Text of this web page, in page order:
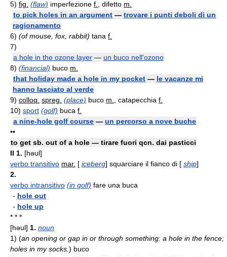
5) fig. (flaw) imperfezione f. , difetto m.
to pick holes in an argument — trovare i punti deboli di un
ragionamento
6) (of mouse, fox, rabbit) tana f.
7)
a hole in the ozone layer — un buco nell'ozono
8) (financial) buco m.
that holiday made a hole in my pocket — le vacanze mi
hanno lasciato al verde
9) colloq. spreg. (place) buco m. , catapecchia f.
10) sport (golf) buca f.
a nine-hole golf course — un percorso a nove buche
••
to get sb. out of a hole — tirare fuori qcn. dai pasticci
II 1. [həʊl]
verbo transitivo mar. [ iceberg] squarciare il fianco di [ ship]
2.
verbo intransitivo (in golf) fare una buca
- hole out
- hole up
* * *
[həul] 1. noun
1) (an opening or gap in or through something: a hole in the fence;
holes in my socks. ) buco